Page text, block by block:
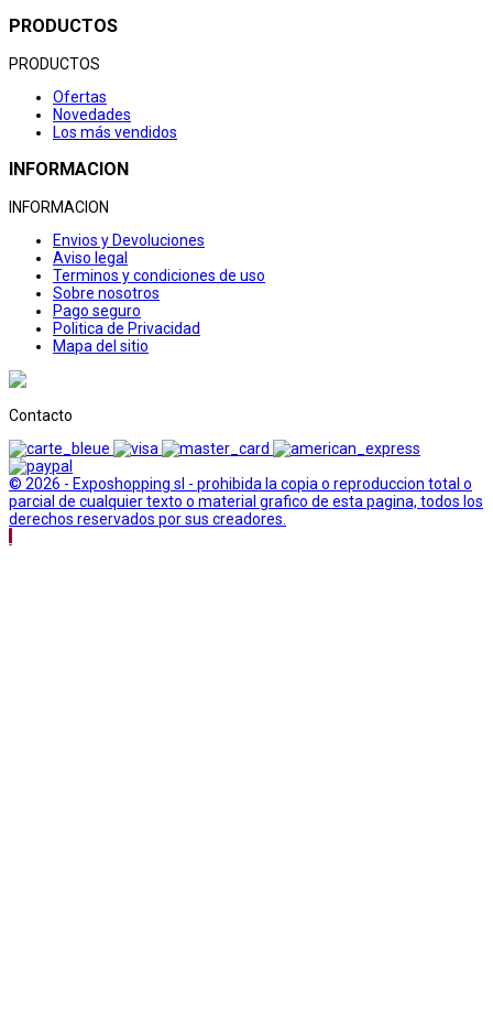
PRODUCTOS
PRODUCTOS
Ofertas
Novedades
Los más vendidos
INFORMACION
INFORMACION
Envios y Devoluciones
Aviso legal
Terminos y condiciones de uso
Sobre nosotros
Pago seguro
Politica de Privacidad
Mapa del sitio
Contacto
© 2026 - Exposhopping sl - prohibida la copia o reproduccion total o
parcial de cualquier texto o material grafico de esta pagina, todos los
derechos reservados por sus creadores.